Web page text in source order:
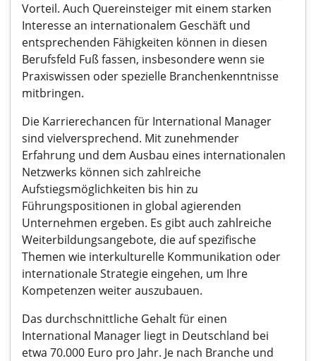
Vorteil. Auch Quereinsteiger mit einem starken
Interesse an internationalem Geschäft und
entsprechenden Fähigkeiten können in diesen
Berufsfeld Fuß fassen, insbesondere wenn sie
Praxiswissen oder spezielle Branchenkenntnisse
mitbringen.
Die Karrierechancen für International Manager
sind vielversprechend. Mit zunehmender
Erfahrung und dem Ausbau eines internationalen
Netzwerks können sich zahlreiche
Aufstiegsmöglichkeiten bis hin zu
Führungspositionen in global agierenden
Unternehmen ergeben. Es gibt auch zahlreiche
Weiterbildungsangebote, die auf spezifische
Themen wie interkulturelle Kommunikation oder
internationale Strategie eingehen, um Ihre
Kompetenzen weiter auszubauen.
Das durchschnittliche Gehalt für einen
International Manager liegt in Deutschland bei
etwa 70.000 Euro pro Jahr. Je nach Branche und